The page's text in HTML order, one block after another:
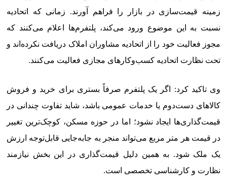
زمینه قیمت‌سازی در بازار را فراهم آورند. زمانی که اتحادیه
نسبت به این موضوع ورود می‌کند، پلتفرم‌ها اعلام می‌کنند که
مجوز فعالیت خود را از اتحادیه مشاوران املاک دریافت نکرده‌اند و
تحت نظارت اتحادیه کسب‌وکارهای مجازی فعالیت می‌کنند.
وی تاکید کرد: اگر یک پلتفرم صرفاً بستری برای خرید و فروش
کالاهای دست‌دوم یا خدمات عمومی باشد، شاید تفاوت چندانی در
قیمت‌گذاری‌ها ایجاد نشود؛ اما در حوزه مسکن، کوچک‌ترین تغییر
در قیمت هر متر مربع می‌تواند منجر به جابه‌جایی قابل‌توجه ارزش
یک ملک شود. به همین دلیل قیمت‌گذاری در این بخش نیازمند
نظارت و کارشناسی تخصصی است.